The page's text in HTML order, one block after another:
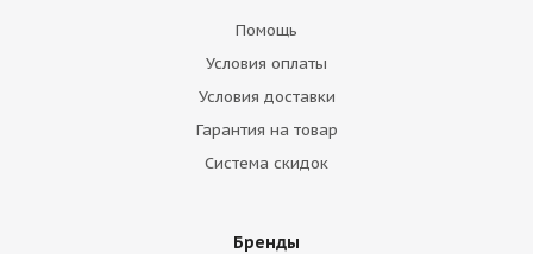
Помощь
Условия оплаты
Условия доставки
Гарантия на товар
Система скидок
Бренды